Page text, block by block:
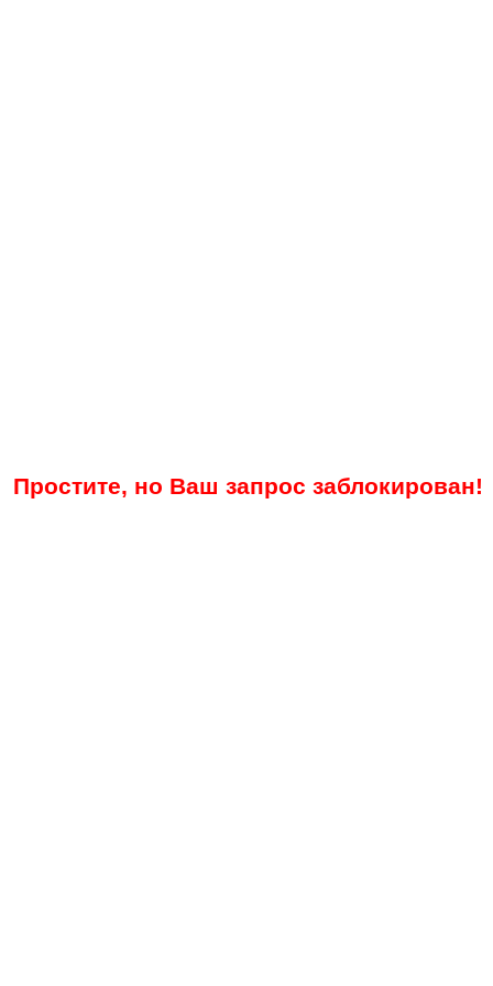
Простите, но Ваш запрос заблокирован!